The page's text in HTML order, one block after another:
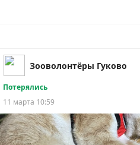
Зооволонтёры Гуково
Потерялись
11 марта 10:59